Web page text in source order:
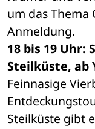
um das Thema
Anmeldung.
18 bis 19 Uhr:
Steilküste, ab
Feinnasige
Steilküste gibt